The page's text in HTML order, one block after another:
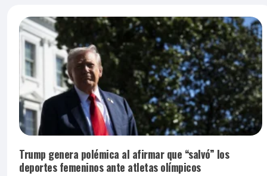
Trump genera polémica al afirmar que “salvó” los
deportes femeninos ante atletas olímpicos